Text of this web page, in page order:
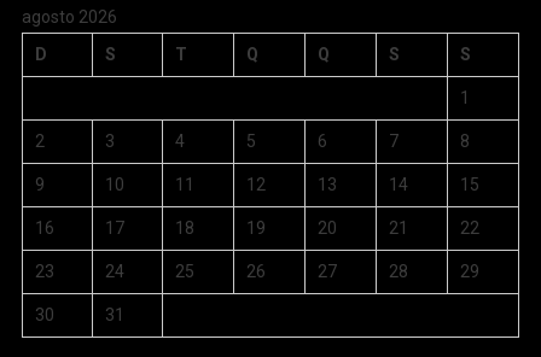
agosto 2026
D
S T Q Q S S
1
2 3 4 5 6 7 8
9 10 11 12 13 14 15
16 17 18 19 20 21 22
23 24 25 26 27 28 29
30 31